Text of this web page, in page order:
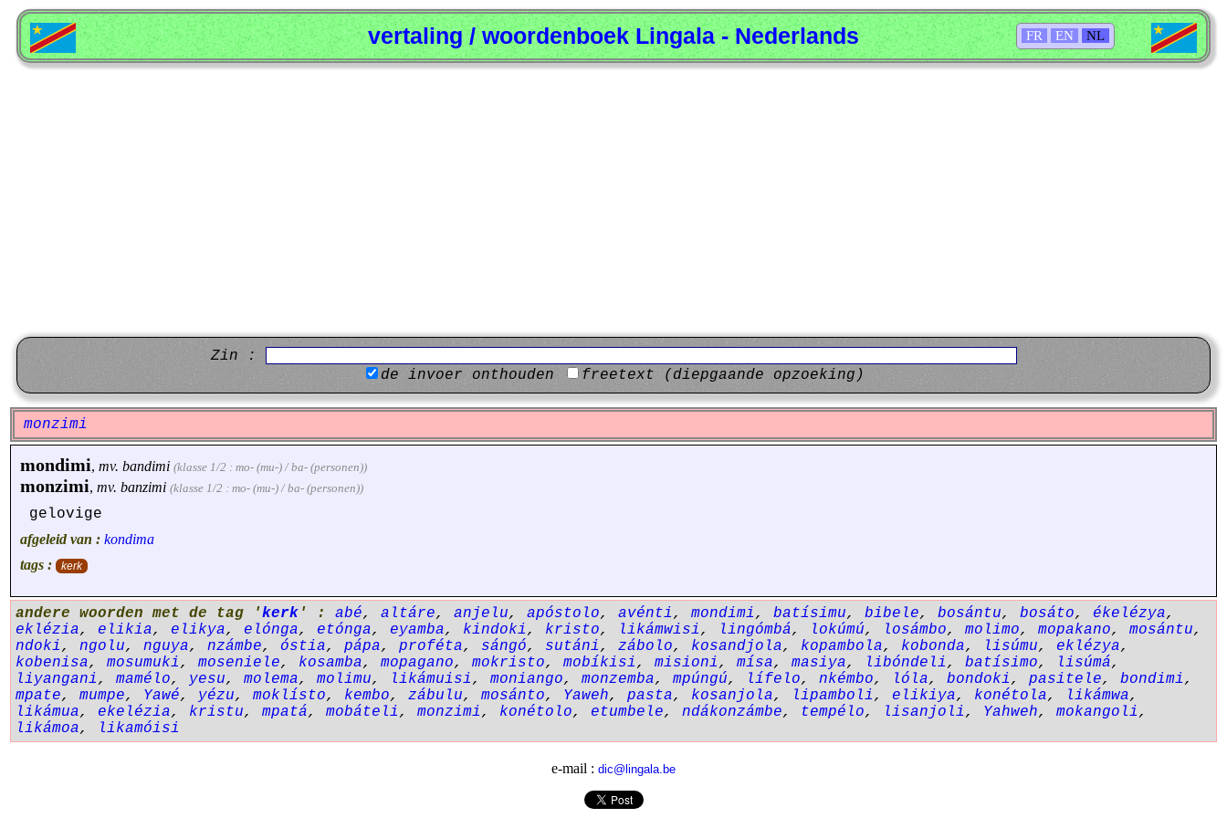
FR EN NL
vertaling / woordenboek Lingala - Nederlands
Zin :
de invoer onthouden
freetext (diepgaande opzoeking)
monzimi
mondimi, mv. bandimi (klasse 1/2 : mo- (mu-) / ba- (personen))
monzimi, mv. banzimi (klasse 1/2 : mo- (mu-) / ba- (personen))
gelovige
afgeleid van : kondima
tags :
kerk
andere woorden met de tag 'kerk ' : abé, altáre, anjelu, apóstolo, avénti, mondimi, batísimu, bibele, bosántu, bosáto, ékelézya,
eklézia, elikia, elikya, elónga, etónga, eyamba, kindoki, kristo, likámwisi, lingómbá, lokúmú, losámbo, molimo, mopakano, mosántu,
ndoki, ngolu, nguya, nzámbe, óstia, pápa, proféta, sángó, sutáni, zábolo, kosandjola, kopambola, kobonda, lisúmu, eklézya,
kobenisa, mosumuki, moseniele, kosamba, mopagano, mokristo, mobíkisi, misioni, mísa, masiya, libóndeli, batísimo, lisúmá,
liyangani, mamélo, yesu, molema, molimu, likámuisi, moniango, monzemba, mpúngú, lífelo, nkémbo, lóla, bondoki, pasitele, bondimi,
mpate, mumpe, Yawé, yézu, moklísto, kembo, zábulu, mosánto, Yaweh, pasta, kosanjola, lipamboli, elikiya, konétola, likámwa,
likámua, ekelézia, kristu, mpatá, mobáteli, monzimi, konétolo, etumbele, ndákonzámbe, tempélo, lisanjoli, Yahweh, mokangoli,
likámoa, likamóisi
e-mail : dic@lingala.be